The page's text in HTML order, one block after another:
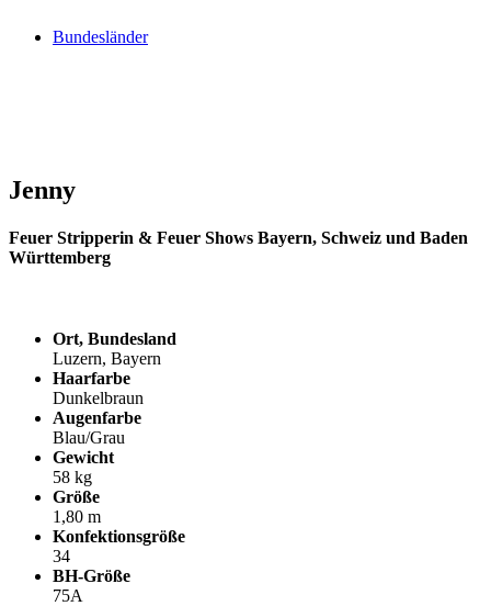
Bundesländer
Jenny
Feuer Stripperin & Feuer Shows Bayern, Schweiz und Baden
Württemberg
Ort, Bundesland
Luzern, Bayern
Haarfarbe
Dunkelbraun
Augenfarbe
Blau/Grau
Gewicht
58 kg
Größe
1,80 m
Konfektionsgröße
34
BH-Größe
75A